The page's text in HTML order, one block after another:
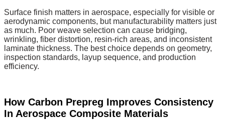
Surface finish matters in aerospace, especially for visible or
aerodynamic components, but manufacturability matters just
as much. Poor weave selection can cause bridging,
wrinkling, fiber distortion, resin-rich areas, and inconsistent
laminate thickness. The best choice depends on geometry,
inspection standards, layup sequence, and production
efficiency.
How Carbon Prepreg Improves Consistency
In Aerospace Composite Materials